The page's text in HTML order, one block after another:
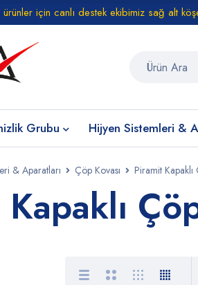
ürünler için canlı destek ekibimiz sağ alt
Grubu Hijyen Sistemleri &
& Aparatları Çöp Kovası Piramit Kapaklı